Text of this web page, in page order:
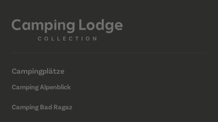
Campingplätze
Camping Alpenblick
Camping Bad Ragaz